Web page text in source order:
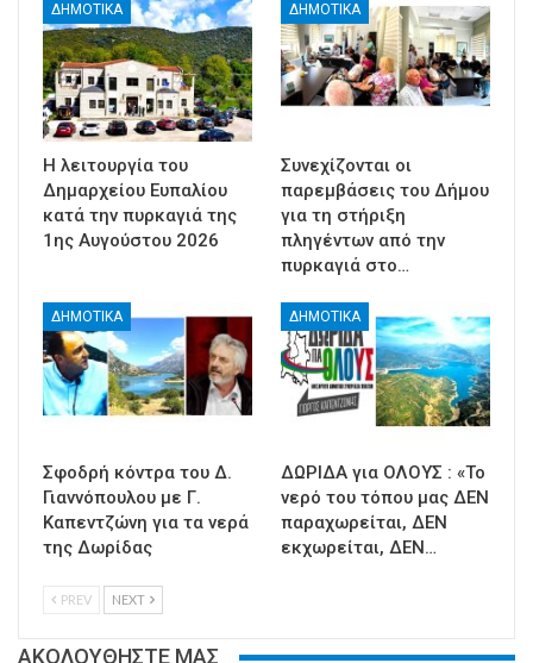
ΔΗΜΟΤΙΚΑ
Η λειτουργία του
Δημαρχείου Ευπαλίου
κατά την πυρκαγιά της
1ης Αυγούστου 2026
ΔΗΜΟΤΙΚΑ
Συνεχίζονται οι
παρεμβάσεις του Δήμου
για τη στήριξη
πληγέντων από την
πυρκαγιά στο…
ΔΗΜΟΤΙΚΑ
Σφοδρή κόντρα του Δ.
Γιαννόπουλου με Γ.
Καπεντζώνη για τα νερά
της Δωρίδας
ΔΗΜΟΤΙΚΑ
ΔΩΡΙΔΑ για ΟΛΟΥΣ : «Το
νερό του τόπου μας ΔΕΝ
παραχωρείται, ΔΕΝ
εκχωρείται, ΔΕΝ…
PREV NEXT
ΑΚΟΛΟΥΘΗΣΤΕ ΜΑΣ